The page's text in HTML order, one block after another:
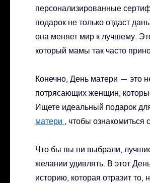
персонализированные
подарок не только отдаст
она меняет мир к лучшему.
который мамы так часто
Конечно, День матери — это
потрясающих женщин,
Ищете идеальный подарок
матери , чтобы
Что бы вы ни выбрали,
желании удивлять. В этот
историю, которая отразит то,